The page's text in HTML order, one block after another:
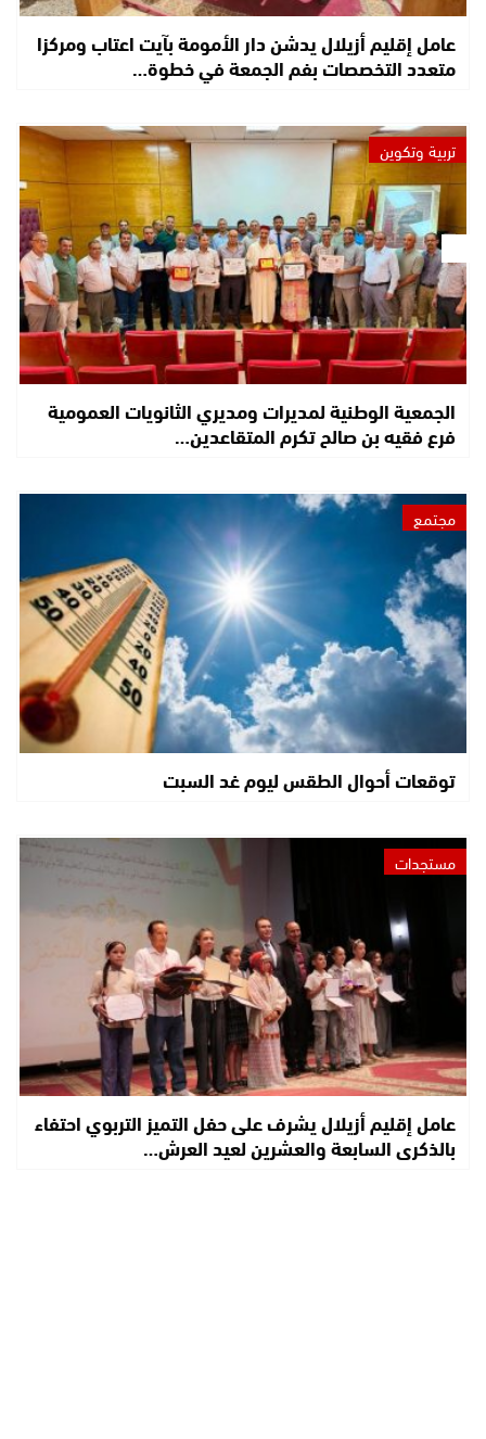
عامل إقليم أزيلال يدشن دار الأمومة بآيت اعتاب ومركزا
متعدد التخصصات بفم الجمعة في خطوة…
تربية وتكوين
الجمعية الوطنية لمديرات ومديري الثانويات العمومية
فرع فقيه بن صالح تكرم المتقاعدين…
مجتمع
توقعات أحوال الطقس ليوم غد السبت
مستجدات
عامل إقليم أزيلال يشرف على حفل التميز التربوي احتفاء
بالذكرى السابعة والعشرين لعيد العرش…